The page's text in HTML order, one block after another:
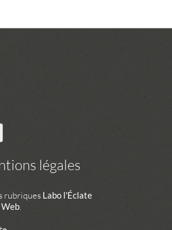
légales
rubriques Labo l'Éclate